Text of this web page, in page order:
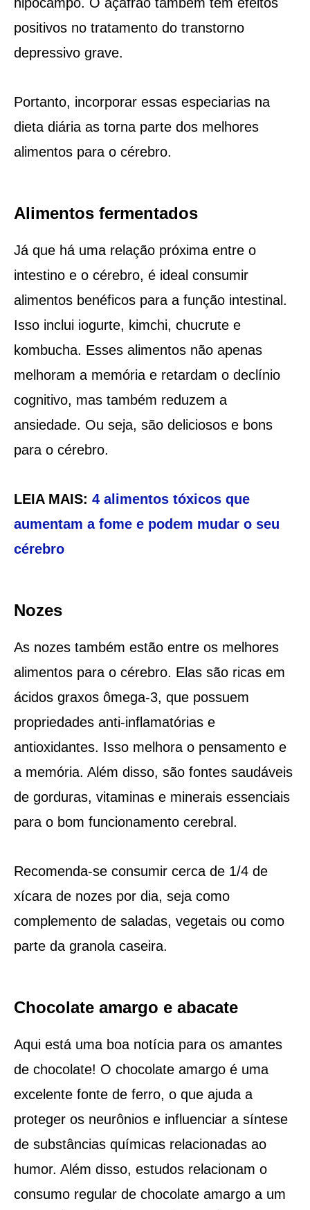
positivos no tratamento do transtorno
depressivo grave.
Portanto, incorporar essas especiarias na
dieta diária as torna parte dos melhores
alimentos para o cérebro.
Alimentos fermentados
Já que há uma relação próxima entre o
intestino e o cérebro, é ideal consumir
alimentos benéficos para a função intestinal.
Isso inclui iogurte, kimchi, chucrute e
kombucha. Esses alimentos não apenas
melhoram a memória e retardam o declínio
cognitivo, mas também reduzem a
ansiedade. Ou seja, são deliciosos e bons
para o cérebro.
LEIA MAIS: 4 alimentos tóxicos que
aumentam a fome e podem mudar o seu
cérebro
Nozes
As nozes também estão entre os melhores
alimentos para o cérebro. Elas são ricas em
ácidos graxos ômega-3, que possuem
propriedades anti-inflamatórias e
antioxidantes. Isso melhora o pensamento e
a memória. Além disso, são fontes saudáveis
de gorduras, vitaminas e minerais essenciais
para o bom funcionamento cerebral.
Recomenda-se consumir cerca de 1/4 de
xícara de nozes por dia, seja como
complemento de saladas, vegetais ou como
parte da granola caseira.
Chocolate amargo e abacate
Aqui está uma boa notícia para os amantes
de chocolate! O chocolate amargo é uma
excelente fonte de ferro, o que ajuda a
proteger os neurônios e influenciar a síntese
de substâncias químicas relacionadas ao
humor. Além disso, estudos relacionam o
consumo regular de chocolate amargo a um